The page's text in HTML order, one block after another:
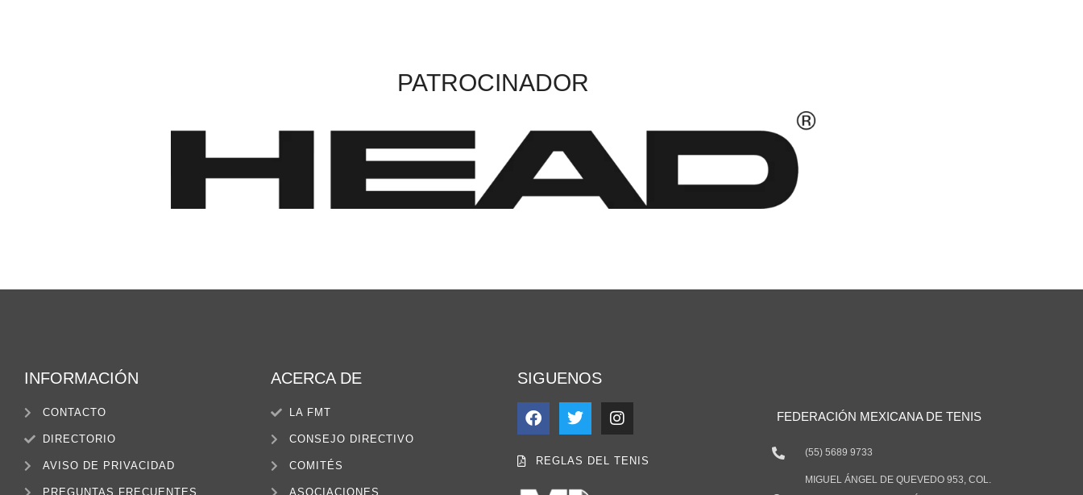
PATROCINADOR
INFORMACIÓN
CONTACTO
DIRECTORIO
AVISO DE PRIVACIDAD
PREGUNTAS FRECUENTES
ACERCA DE
LA FMT
CONSEJO DIRECTIVO
COMITÉS
ASOCIACIONES
SIGUENOS
REGLAS DEL TENIS
FEDERACIÓN MEXICANA DE TENIS
(55) 5689 9733
MIGUEL ÁNGEL DE QUEVEDO 953, COL.